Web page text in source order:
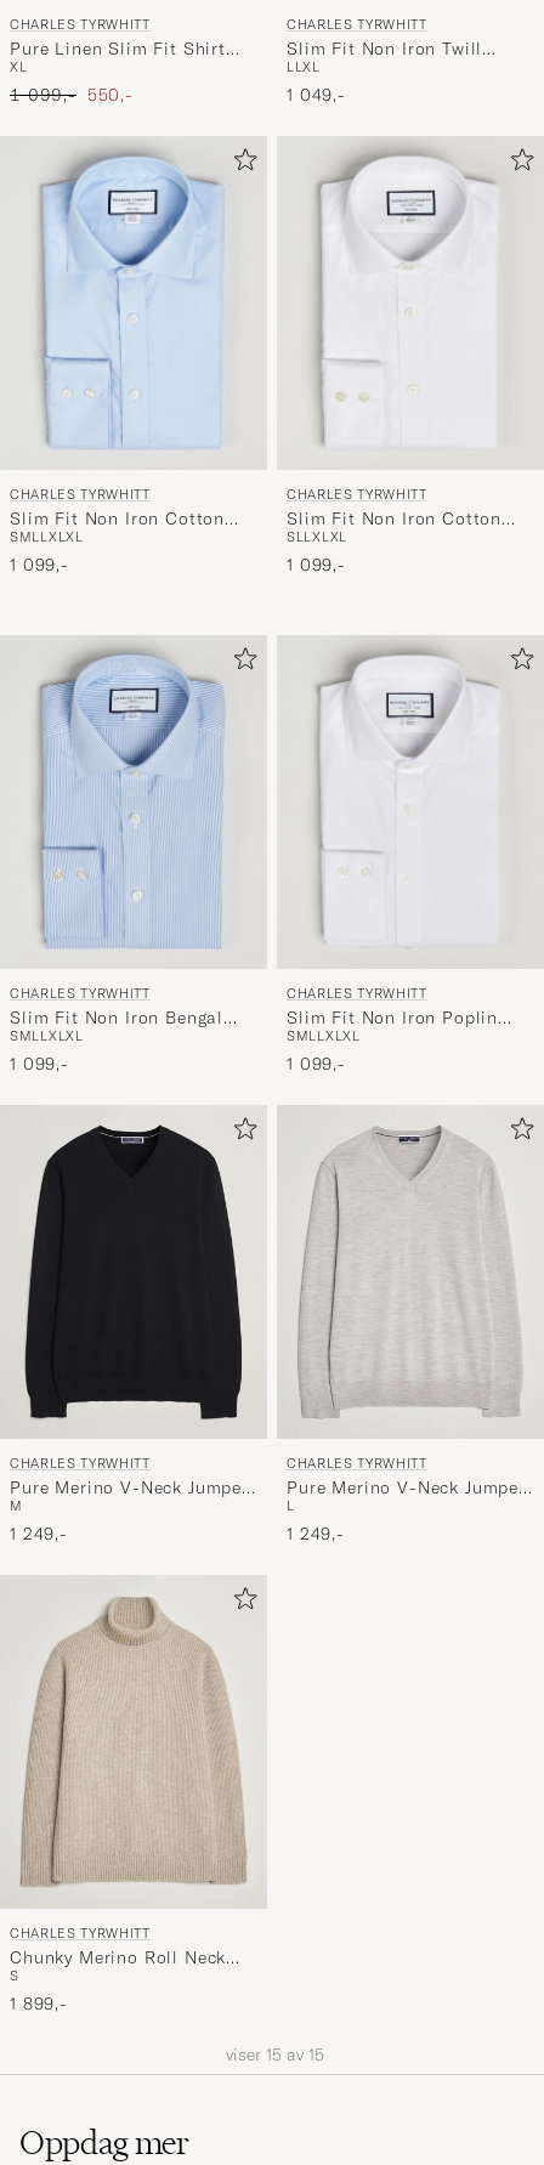
CHARLES TYRWHITT
Pure Linen Slim Fit Shirt
Sky Blue
XL
Ordinær pris
1 099,- Nedsatt pris
550,-
CHARLES TYRWHITT
Slim Fit Non Iron Twill
Stripe Shirt Blue
LLXL
1 049,-
CHARLES TYRWHITT
Slim Fit Non Iron Cotton
Twill Shirt Sky
SMLLXLXL
1 099,-
CHARLES TYRWHITT
Slim Fit Non Iron Cotton
Twill Shirt White
SLLXLXL
1 099,-
CHARLES TYRWHITT
Slim Fit Non Iron Bengal
Stripe Poplin Shirt Sky Blue
SMLLXLXL
1 099,-
CHARLES TYRWHITT
Slim Fit Non Iron Poplin
Cut Away Shirt White
SMLLXLXL
1 099,-
CHARLES TYRWHITT
Pure Merino V-Neck Jumper
Black
M
1 249,-
CHARLES TYRWHITT
Pure Merino V-Neck Jumper
Grey
L
1 249,-
CHARLES TYRWHITT
Chunky Merino Roll Neck
Oatmeal
S
1 899,-
viser 15 av 15
Oppdag mer